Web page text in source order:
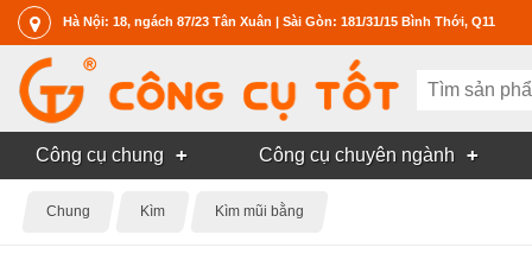
Hà Nội: 18, ngách 87/23 Tân Xuân | Sài Gòn: 181/31/15 Bình Thới, Q11
Công cụ chung Công cụ chuyên ngành
Chung Kìm Kìm mũi bằng